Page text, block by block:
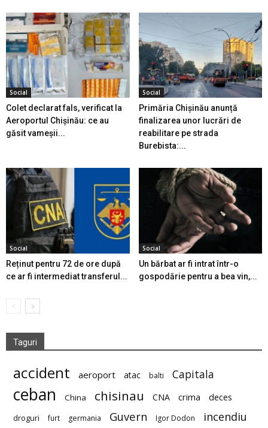
Social
Colet declarat fals, verificat la
Aeroportul Chișinău: ce au
găsit vameșii...
Social
Primăria Chișinău anunță
finalizarea unor lucrări de
reabilitare pe strada
Burebista:...
Social
Reținut pentru 72 de ore după
ce ar fi intermediat transferul...
Social
Un bărbat ar fi intrat într-o
gospodărie pentru a bea vin,...
Taguri
accident aeroport atac balti Capitala
ceban China chisinau CNA crima deces
droguri furt germania Guvern Igor Dodon incendiu